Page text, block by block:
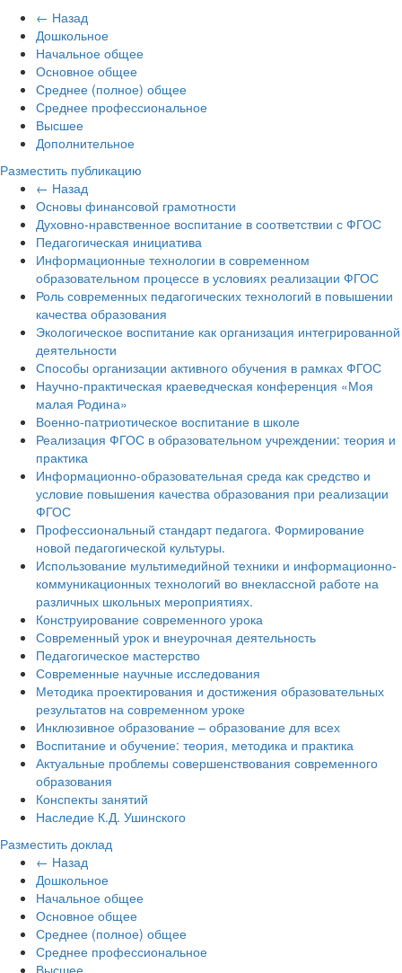
← Назад
Дошкольное
Начальное общее
Основное общее
Среднее (полное) общее
Среднее профессиональное
Высшее
Дополнительное
Разместить публикацию
← Назад
Основы финансовой грамотности
Духовно-нравственное воспитание в соответствии с ФГОС
Педагогическая инициатива
Информационные технологии в современном
образовательном процессе в условиях реализации ФГОС
Роль современных педагогических технологий в повышении
качества образования
Экологическое воспитание как организация интегрированной
деятельности
Способы организации активного обучения в рамках ФГОС
Научно-практическая краеведческая конференция «Моя
малая Родина»
Военно-патриотическое воспитание в школе
Реализация ФГОС в образовательном учреждении: теория и
практика
Информационно-образовательная среда как средство и
условие повышения качества образования при реализации
ФГОС
Профессиональный стандарт педагога. Формирование
новой педагогической культуры.
Использование мультимедийной техники и информационно-
коммуникационных технологий во внеклассной работе на
различных школьных мероприятиях.
Конструирование современного урока
Современный урок и внеурочная деятельность
Педагогическое мастерство
Современные научные исследования
Методика проектирования и достижения образовательных
результатов на современном уроке
Инклюзивное образование – образование для всех
Воспитание и обучение: теория, методика и практика
Актуальные проблемы совершенствования современного
образования
Конспекты занятий
Наследие К.Д. Ушинского
Разместить доклад
← Назад
Дошкольное
Начальное общее
Основное общее
Среднее (полное) общее
Среднее профессиональное
Высшее